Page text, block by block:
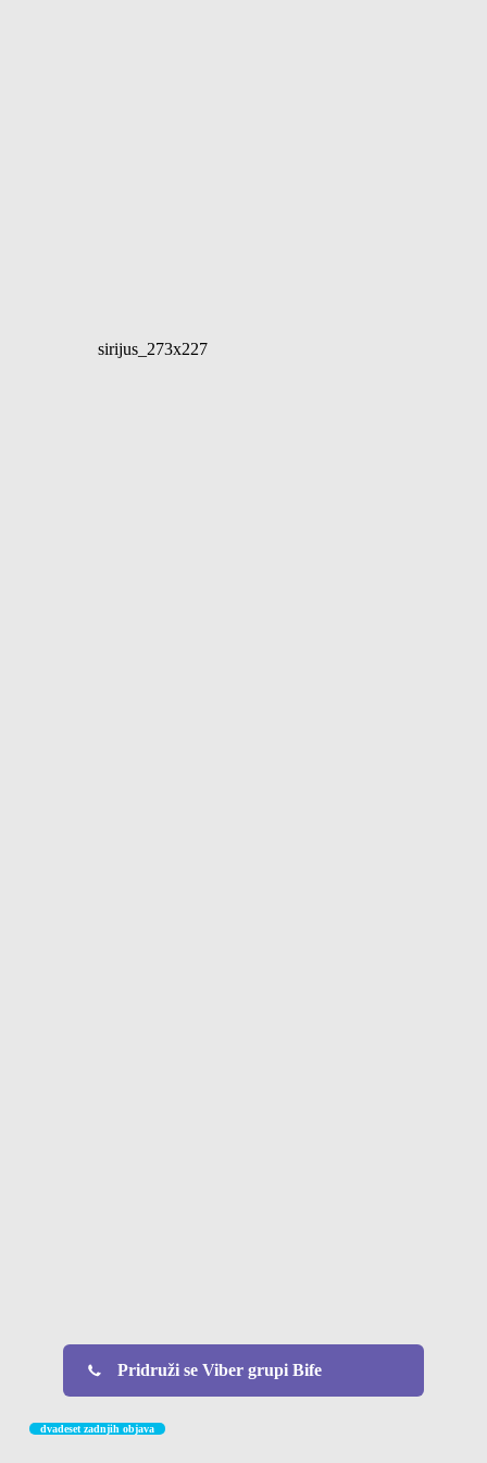
sirijus_273x227
Pridruži se Viber grupi Bife
dvadeset zadnjih objava